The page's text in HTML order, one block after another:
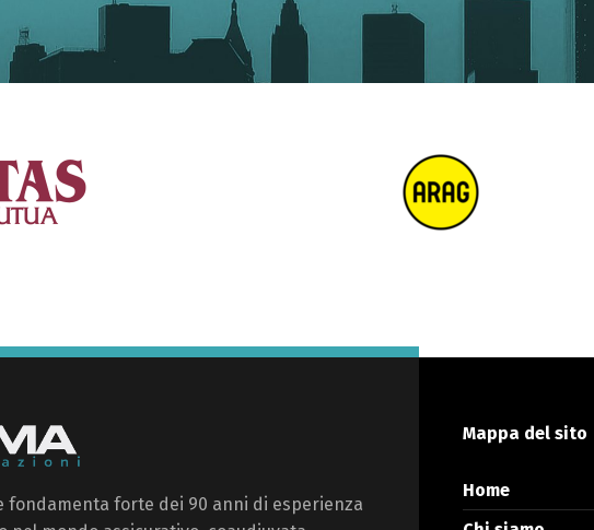
fondamenta forte dei 90 anni di esperienza
Mappa del sito
Home